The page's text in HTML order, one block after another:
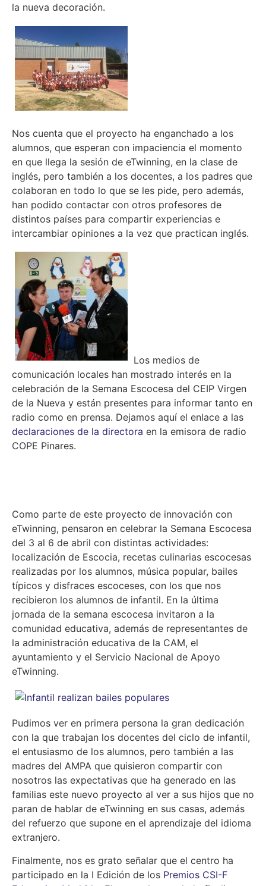
la nueva decoración.
Nos cuenta que el proyecto ha enganchado a los
alumnos, que esperan con impaciencia el momento
en que llega la sesión de eTwinning, en la clase de
inglés, pero también a los docentes, a los padres que
colaboran en todo lo que se les pide, pero además,
han podido contactar con otros profesores de
distintos países para compartir experiencias e
intercambiar opiniones a la vez que practican inglés.
Los medios de
comunicación locales han mostrado interés en la
celebración de la Semana Escocesa del CEIP Virgen
de la Nueva y están presentes para informar tanto en
radio como en prensa. Dejamos aquí el enlace a las
declaraciones de la directora en la emisora de radio
COPE Pinares.
Como parte de este proyecto de innovación con
eTwinning, pensaron en celebrar la Semana Escocesa
del 3 al 6 de abril con distintas actividades:
localización de Escocia, recetas culinarias escocesas
realizadas por los alumnos, música popular, bailes
típicos y disfraces escoceses, con los que nos
recibieron los alumnos de infantil. En la última
jornada de la semana escocesa invitaron a la
comunidad educativa, además de representantes de
la administración educativa de la CAM, el
ayuntamiento y el Servicio Nacional de Apoyo
eTwinning.
Pudimos ver en primera persona la gran dedicación
con la que trabajan los docentes del ciclo de infantil,
el entusiasmo de los alumnos, pero también a las
madres del AMPA que quisieron compartir con
nosotros las expectativas que ha generado en las
familias este nuevo proyecto al ver a sus hijos que no
paran de hablar de eTwinning en sus casas, además
del refuerzo que supone en el aprendizaje del idioma
extranjero.
Finalmente, nos es grato señalar que el centro ha
participado en la I Edición de los Premios CSI-F